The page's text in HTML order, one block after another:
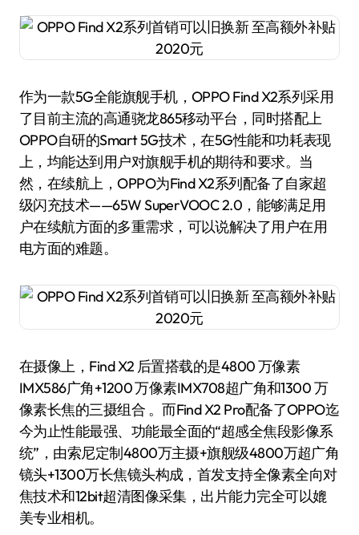
作为一款5G全能旗舰手机，OPPO Find X2系列采用
了目前主流的高通骁龙865移动平台，同时搭配上
OPPO自研的Smart 5G技术，在5G性能和功耗表现
上，均能达到用户对旗舰手机的期待和要求。当
然，在续航上，OPPO为Find X2系列配备了自家超
级闪充技术——65W SuperVOOC 2.0，能够满足用
户在续航方面的多重需求，可以说解决了用户在用
电方面的难题。
在摄像上，Find X2 后置搭载的是4800 万像素
IMX586广角+1200 万像素IMX708超广角和1300 万
像素长焦的三摄组合 。而Find X2 Pro配备了OPPO迄
今为止性能最强、功能最全面的“超感全焦段影像系
统”，由索尼定制4800万主摄+旗舰级4800万超广角
镜头+1300万长焦镜头构成，首发支持全像素全向对
焦技术和12bit超清图像采集，出片能力完全可以媲
美专业相机。